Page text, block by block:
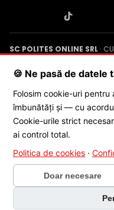
SC POLITES ONLINE SRL ·
Poenaru, Nr. 1, Craiova, Jud.
© 2026
🍪 Ne pasă de datele
Folosim cookie-uri
îmbunătăți și — cu
Cookie-urile strict
ai control total.
Politica de cookies ·
Doar necesare